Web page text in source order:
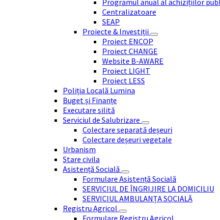
Programul anual al achizițiilor
Centralizatoare
SEAP
Proiecte & Investiții
Proiect ENCOP
Proiect CHANGE
Website B-AWARE
Proiect LIGHT
Proiect LESS
Poliția Locală Lumina
Buget și Finanțe
Executare silită
Serviciul de Salubrizare
Colectare separată deșeuri
Colectare deșeuri vegetale
Urbanism
Stare civila
Asistență Socială
Formulare Asistență Socială
SERVICIUL DE ÎNGRIJIRE LA DOMICILIU
SERVICIUL AMBULANȚA SOCIALĂ
Registru Agricol
Formulare Registru Agricol